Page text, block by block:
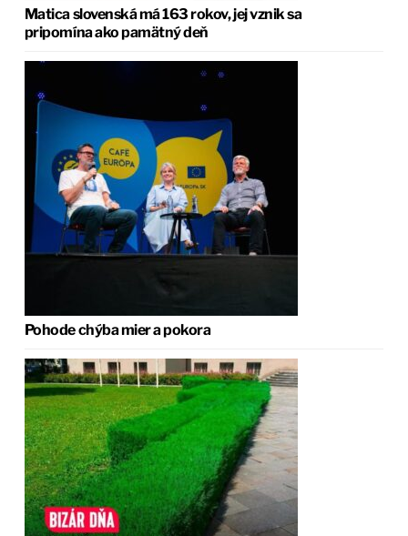
Matica slovenská má 163 rokov, jej vznik sa
pripomína ako pamätný deň
Pohode chýba mier a pokora